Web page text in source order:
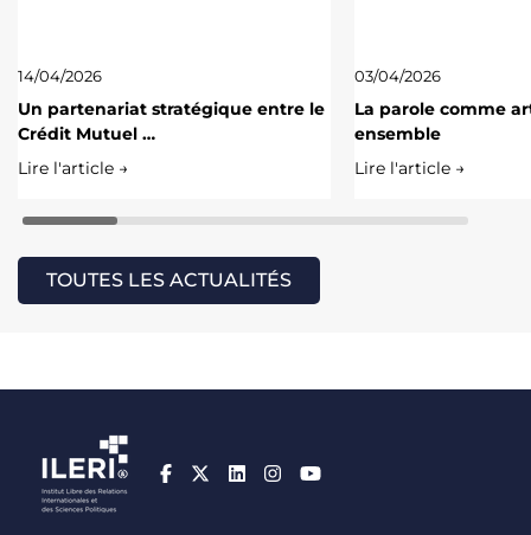
14/04/2026
Un partenariat stratégique entre le
Crédit Mutuel …
Lire l'article →
03/04/2026
La parole comme
ensemble
Lire l'article →
TOUTES LES ACTUALITÉS